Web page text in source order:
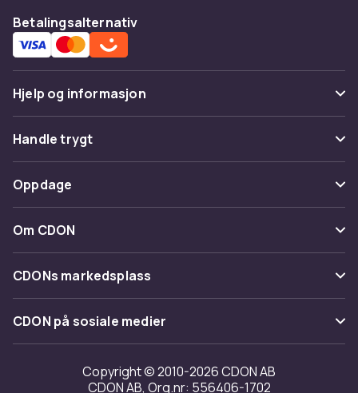
Betalingsalternativ
Hjelp og informasjon
Vanlige spørsmål
Spor pakke
Angre & returner her
Kontakt oss
Handle trygt
Betaling
Levering
Tilbakekallinger
Oppdage
Kategorier
Varemerker
Om CDON
Om oss
Kundeanmeldelser
Jobbe på CDON
Investor relations
CDONs markedsplass
Merchant Help Center
CDON på sosiale medier
Copyright © 2010-2026 CDON AB
CDON AB, Org.nr: 556406-1702